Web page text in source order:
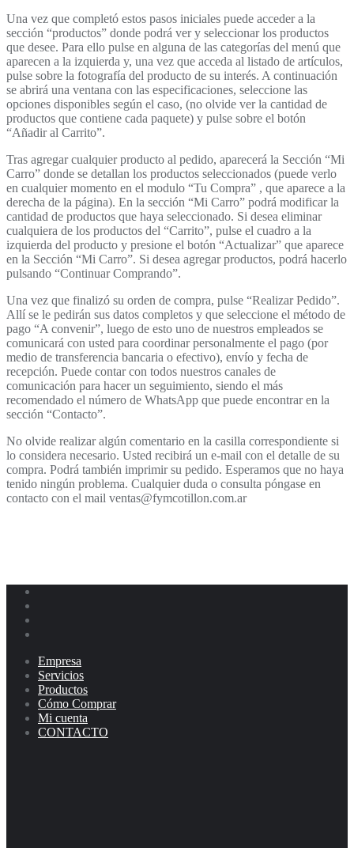
Una vez que completó estos pasos iniciales puede acceder a la
sección “productos” donde podrá ver y seleccionar los productos
que desee. Para ello pulse en alguna de las categorías del menú que
aparecen a la izquierda y, una vez que acceda al listado de artículos,
pulse sobre la fotografía del producto de su interés. A continuación
se abrirá una ventana con las especificaciones, seleccione las
opciones disponibles según el caso, (no olvide ver la cantidad de
productos que contiene cada paquete) y pulse sobre el botón
“Añadir al Carrito”.
Tras agregar cualquier producto al pedido, aparecerá la Sección “Mi
Carro” donde se detallan los productos seleccionados (puede verlo
en cualquier momento en el modulo “Tu Compra” , que aparece a la
derecha de la página). En la sección “Mi Carro” podrá modificar la
cantidad de productos que haya seleccionado. Si desea eliminar
cualquiera de los productos del “Carrito”, pulse el cuadro a la
izquierda del producto y presione el botón “Actualizar” que aparece
en la Sección “Mi Carro”. Si desea agregar productos, podrá hacerlo
pulsando “Continuar Comprando”.
Una vez que finalizó su orden de compra, pulse “Realizar Pedido”.
Allí se le pedirán sus datos completos y que seleccione el método de
pago “A convenir”, luego de esto uno de nuestros empleados se
comunicará con usted para coordinar personalmente el pago (por
medio de transferencia bancaria o efectivo), envío y fecha de
recepción. Puede contar con todos nuestros canales de
comunicación para hacer un seguimiento, siendo el más
recomendado el número de WhatsApp que puede encontrar en la
sección “Contacto”.
No olvide realizar algún comentario en la casilla correspondiente si
lo considera necesario. Usted recibirá un e-mail con el detalle de su
compra. Podrá también imprimir su pedido. Esperamos que no haya
tenido ningún problema. Cualquier duda o consulta póngase en
contacto con el mail ventas@fymcotillon.com.ar
Empresa
Servicios
Productos
Cómo Comprar
Mi cuenta
CONTACTO